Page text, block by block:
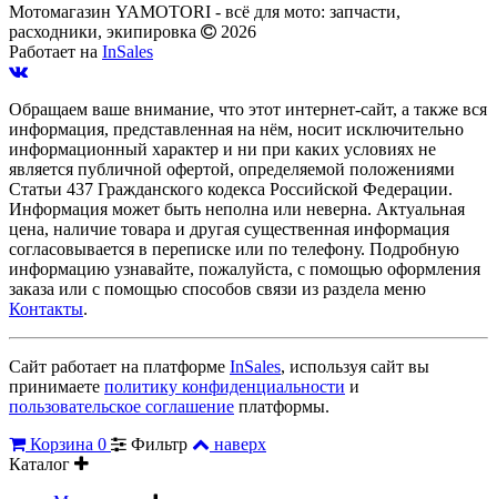
Мотомагазин YAMOTORI - всё для мото: запчасти,
расходники, экипировка
2026
Работает на InSales
Обращаем ваше внимание, что этот интернет-сайт, а также вся
информация, представленная на нём, носит исключительно
информационный характер и ни при каких условиях не
является публичной офертой, определяемой положениями
Статьи 437 Гражданского кодекса Российской Федерации.
Информация может быть неполна или неверна. Актуальная
цена, наличие товара и другая существенная информация
согласовывается в переписке или по телефону. Подробную
информацию узнавайте, пожалуйста, с помощью оформления
заказа или с помощью способов связи из раздела меню
Контакты.
Сайт работает на платформе InSales, используя сайт вы
принимаете политику конфиденциальности и
пользовательское соглашение платформы.
Корзина 0 Фильтр
наверх
Каталог